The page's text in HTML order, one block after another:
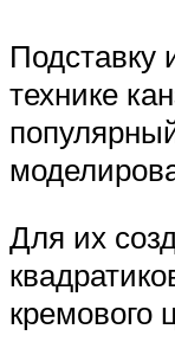
Подставку
технике
Для их